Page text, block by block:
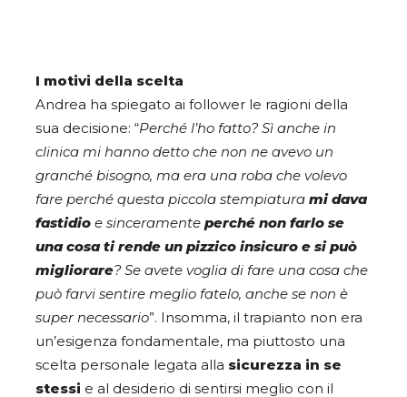
I motivi della scelta
Andrea ha spiegato ai follower le ragioni della
sua decisione: “Perché l’ho fatto? Sì anche in
clinica mi hanno detto che non ne avevo un
granché bisogno, ma era una roba che volevo
fare perché questa piccola stempiatura mi dava
fastidio e sinceramente perché non farlo se
una cosa ti rende un pizzico insicuro e si può
migliorare? Se avete voglia di fare una cosa che
può farvi sentire meglio fatelo, anche se non è
super necessario”. Insomma, il trapianto non era
un’esigenza fondamentale, ma piuttosto una
scelta personale legata alla sicurezza in se
stessi e al desiderio di sentirsi meglio con il